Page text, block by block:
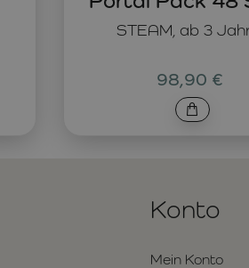
STEAM, ab 3
98,90 €
Konto
Mein Konto